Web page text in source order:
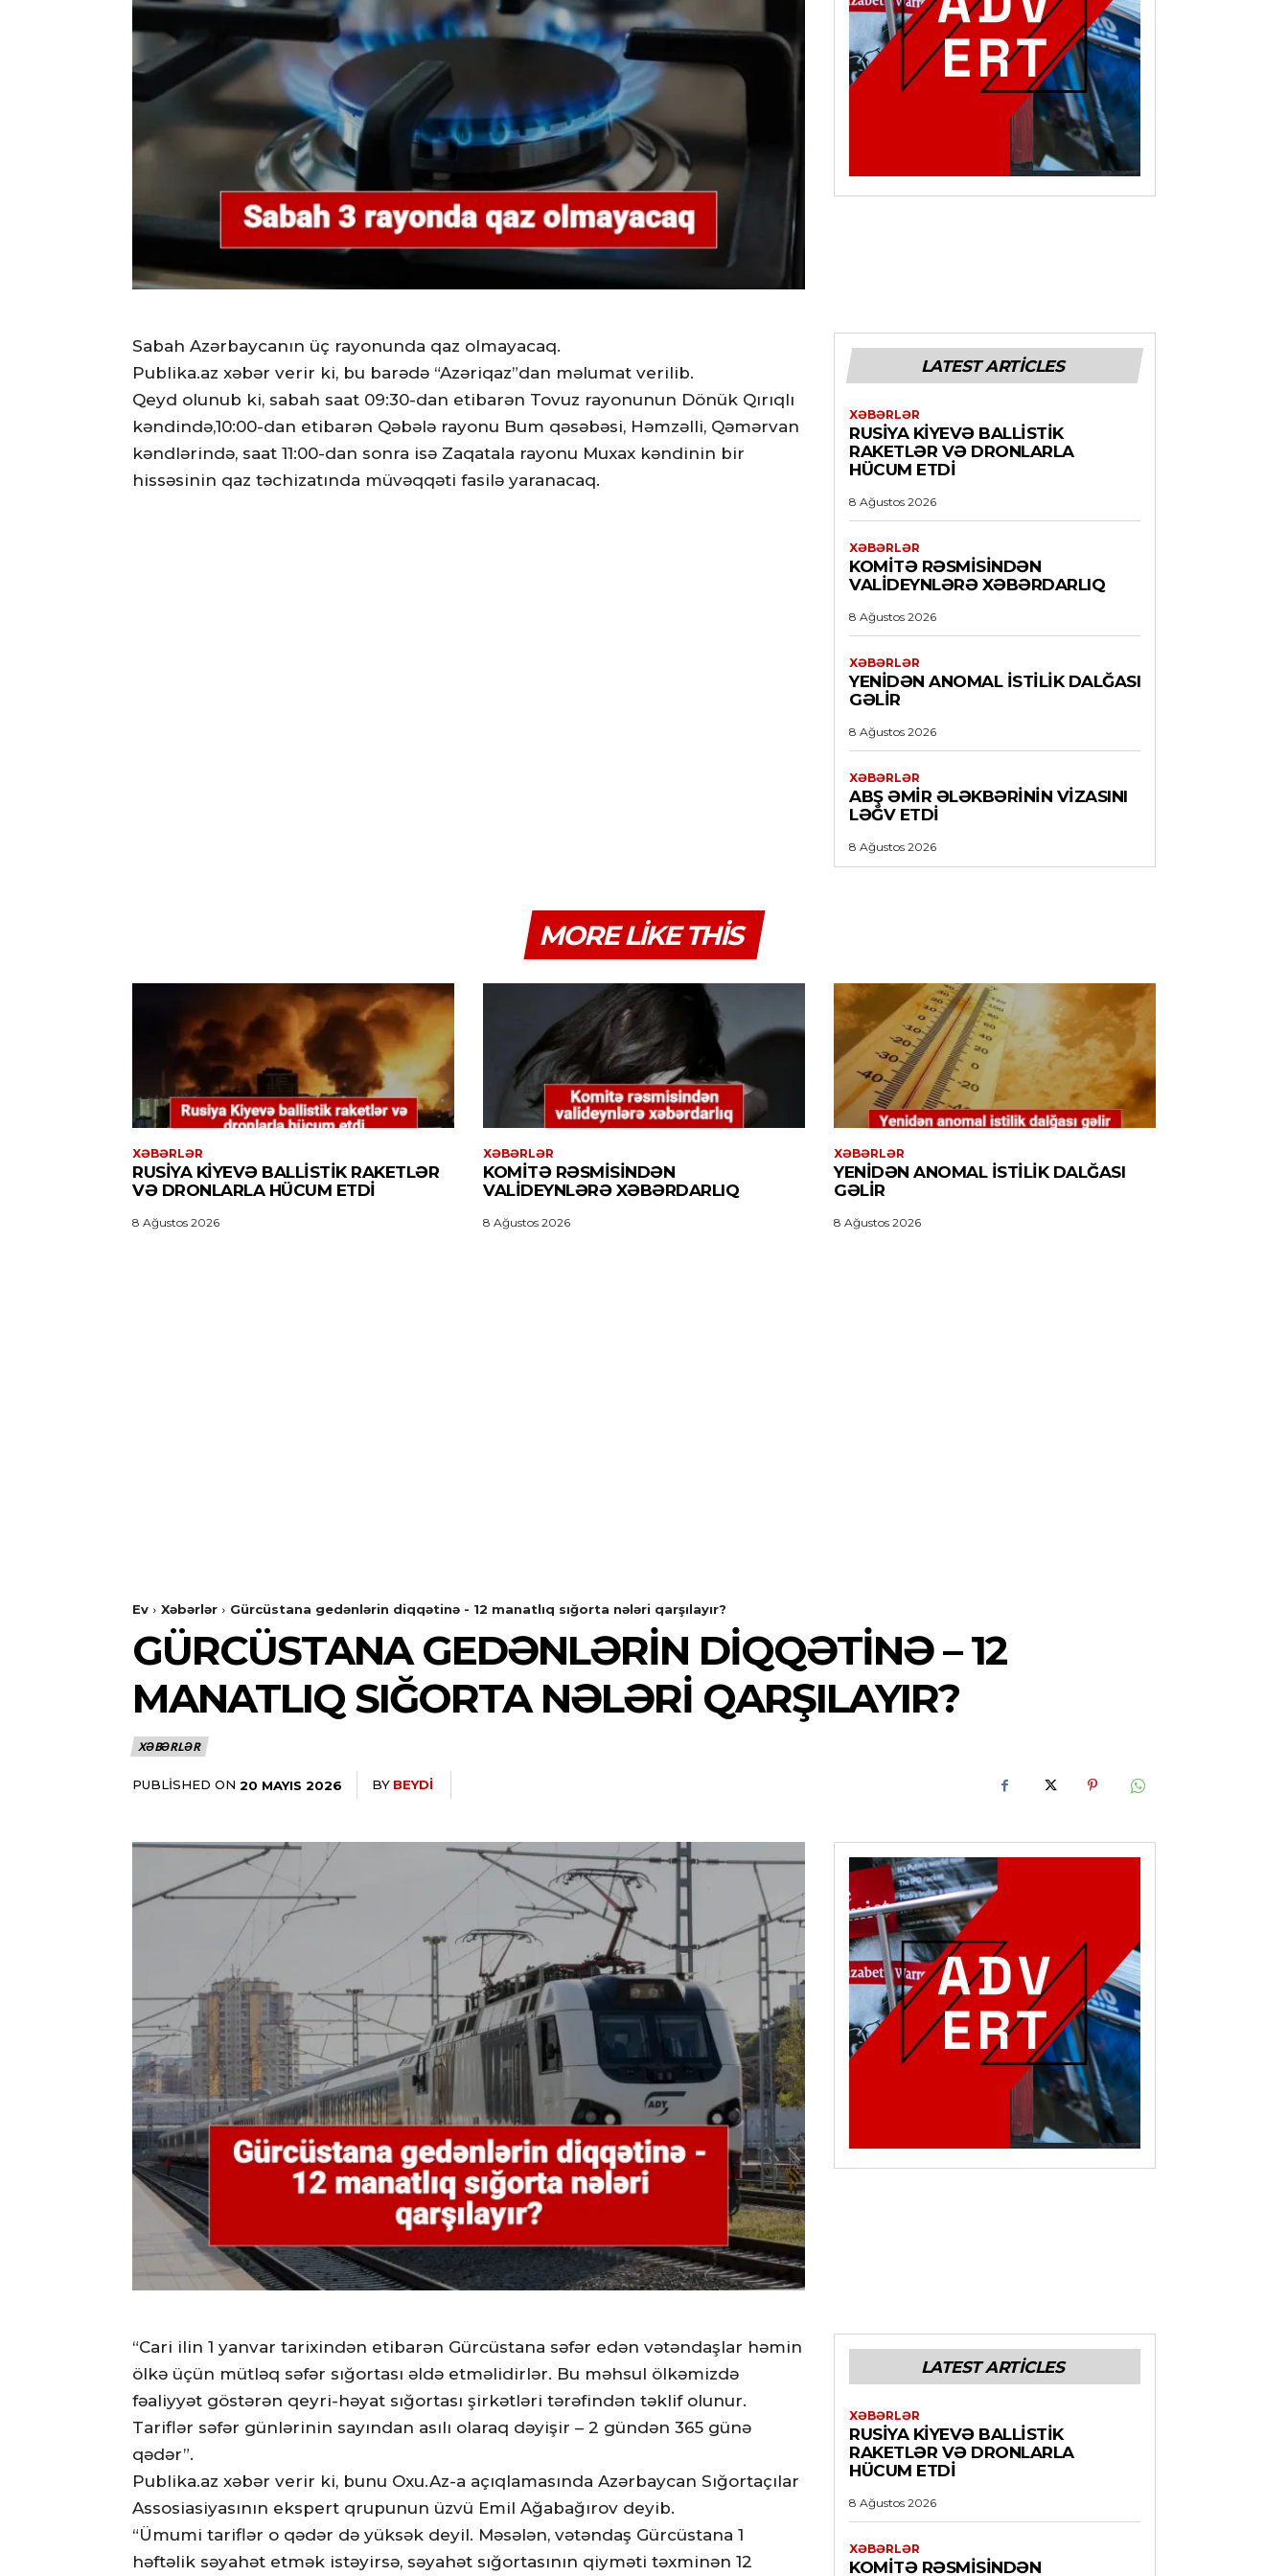
Sabah Azərbaycanın üç rayonunda qaz olmayacaq.
Publika.az xəbər verir ki, bu barədə “Azəriqaz”dan məlumat verilib.
Qeyd olunub ki, sabah saat 09:30-dan etibarən Tovuz rayonunun Dönük Qırıqlı
kəndində,10:00-dan etibarən Qəbələ rayonu Bum qəsəbəsi, Həmzəlli, Qəmərvan
kəndlərində, saat 11:00-dan sonra isə Zaqatala rayonu Muxax kəndinin bir
hissəsinin qaz təchizatında müvəqqəti fasilə yaranacaq.
LATEST ARTICLES
XƏBƏRLƏR
RUSIYA KIYEVƏ BALLISTIK
RAKETLƏR VƏ DRONLARLA
HÜCUM ETDI
8 Ağustos 2026
XƏBƏRLƏR
KOMITƏ RƏSMISINDƏN
VALIDEYNLƏRƏ XƏBƏRDARLIQ
8 Ağustos 2026
XƏBƏRLƏR
YENIDƏN ANOMAL ISTILIK DALĞASI
GƏLIR
8 Ağustos 2026
XƏBƏRLƏR
ABŞ ƏMIR ƏLƏKBƏRININ VIZASINI
LƏĞV ETDI
8 Ağustos 2026
MORE LIKE THIS
XƏBƏRLƏR
RUSIYA KIYEVƏ BALLISTIK RAKETLƏR
VƏ DRONLARLA HÜCUM ETDI
8 Ağustos 2026
XƏBƏRLƏR
KOMITƏ RƏSMISINDƏN
VALIDEYNLƏRƏ XƏBƏRDARLIQ
8 Ağustos 2026
XƏBƏRLƏR
YENIDƏN ANOMAL ISTILIK DALĞASI
GƏLIR
8 Ağustos 2026